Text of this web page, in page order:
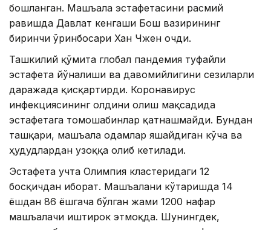
бошланган. Машъала эстафетасини расмий
равишда Давлат кенгаши Бош вазирининг
биринчи ўринбосари Хан Чжен очди.
Ташкилий қўмита глобал пандемия туфайли
эстафета йўналиши ва давомийлигини сезиларли
даражада қисқартирди. Коронавирус
инфекциясининг олдини олиш мақсадида
эстафетага томошабинлар қатнашмайди. Бундан
ташқари, машъала одамлар яшайдиган кўча ва
ҳудудлардан узоққа олиб кетилади.
Эстафета учта Олимпия кластеридаги 12
босқичдан иборат. Машъалани кўтаришда 14
ёшдан 86 ёшгача бўлган жами 1200 нафар
машъалачи иштирок этмоқда. Шунингдек,